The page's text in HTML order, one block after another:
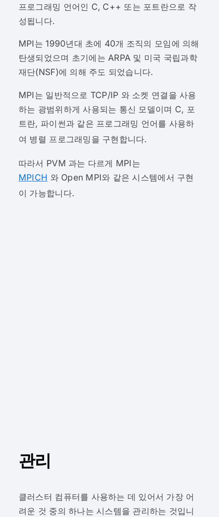
프로그래밍 언어인 C, C++ 또는 포트란으로 작
성됩니다.
MPI는 1990년대 초에 40개 조직의 모임에 의해
탄생되었으며 초기에는 ARPA 및 미국 국립과학
재단(NSF)에 의해 주도 되었습니다.
MPI는 일반적으로 TCP/IP 와 소켓 연결을 사용
하는 광범위하게 사용되는 통신 모델이며 C, 포
트란, 파이썬과 같은 프로그래밍 언어를 사용하
여 병렬 프로그래밍을 구현합니다.
따라서 PVM 과는 다르게 MPI는
MPICH 와 Open MPI와 같은 시스템에서 구현
이 가능합니다.
관리
클러스터 컴퓨터를 사용하는 데 있어서 가장 어
려운 것 중의 하나는 시스템을 관리하는 것입니